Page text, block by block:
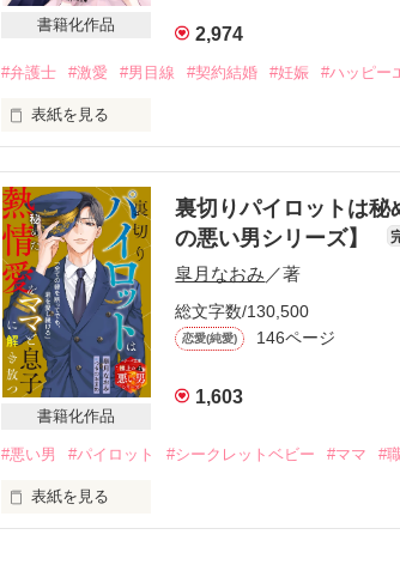
岩切要（いわきりかなめ）31歳
岩切製紙株式会社副社長
＊＊＊＊＊
2023.8.8～2023.8.11
シークレットベビーストーリー
中編です。
書籍化作品 2,974
#弁護士 #激愛 #男目線 #契約結婚 #妊娠 #ハッピー
表紙を見る
小野寺 純玲（おのでら すみれ）２５歳　　百田
白石泰雅（しらいし たいが）３２歳　　大手弁
純玲は恋人に裏切られた直後、元家庭教師である
泰雅に契約結婚を申し込まれ、酔った上での冗
彼に初めてを捧げる。
しかし、あれよという間に泰雅に囲い込まれ、本
夫に甘く守られる生活の中、彼への想いを募らせ
一方、純玲を深く深く愛する泰雅は、妻に隠して
書籍化作品
裏切りパイロットは秘
の悪い男シリーズ】
皐月なおみ ／著
総文字数/130,500
恋愛(純愛) 146ページ
1,603
#悪い男 #パイロット #シークレットベビー #ママ #
表紙を見る